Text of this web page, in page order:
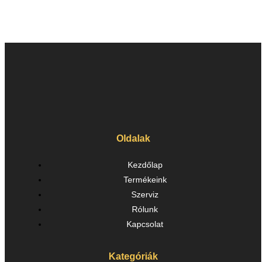
Oldalak
Kezdőlap
Termékeink
Szerviz
Rólunk
Kapcsolat
Kategóriák